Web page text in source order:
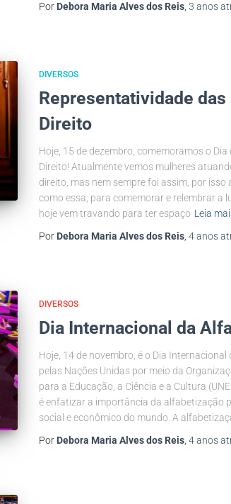
Por Debora Maria Alves dos Reis 3 anos
DIVERSOS
Representatividade
Direito
Hoje, 15 de dezembro, comemoramos o
Direito! Atualmente vemos mulheres
direito, mas nem sempre foi assim, por
como essa, para comemorar e relembrar a
hoje vem travando para ter espaço Leia
Por Debora Maria Alves dos Reis 4 anos
DIVERSOS
Dia Internacional da
Hoje, 14 de novembro, é o Dia
pelas Nações Unidas por meio da
para a Educação, a Ciência e a Cultura
é enfatizar a importância da alfabetização
social e econômico do mundo. A
Por Debora Maria Alves dos Reis 4 anos